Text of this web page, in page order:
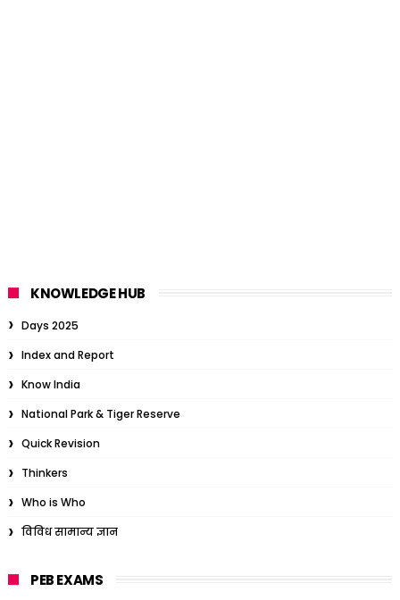
KNOWLEDGE HUB
Days 2025
Index and Report
Know India
National Park & Tiger Reserve
Quick Revision
Thinkers
Who is Who
विविध सामान्य ज्ञान
PEB EXAMS